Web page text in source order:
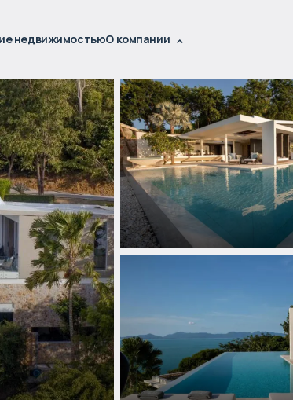
недвижимостьюО компании